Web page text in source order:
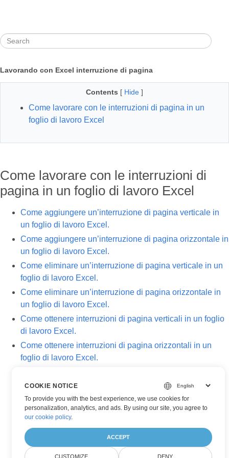
Lavorando con Excel interruzione di pagina
Contents [ Hide ]
Come lavorare con le interruzioni di pagina in un
foglio di lavoro Excel
Come lavorare con le interruzioni di
pagina in un foglio di lavoro Excel
Come aggiungere un’interruzione di pagina verticale in
un foglio di lavoro Excel.
Come aggiungere un’interruzione di pagina orizzontale in
un foglio di lavoro Excel.
Come eliminare un’interruzione di pagina verticale in un
foglio di lavoro Excel.
Come eliminare un’interruzione di pagina orizzontale in
un foglio di lavoro Excel.
Come ottenere interruzioni di pagina verticali in un foglio
di lavoro Excel.
Come ottenere interruzioni di pagina orizzontali in un
foglio di lavoro Excel.
COOKIE NOTICE
To provide you with the best experience, we use cookies for
personalization, analytics, and ads. By using our site, you agree to
our cookie policy.
ACCEPT
CUSTOMIZE DENY